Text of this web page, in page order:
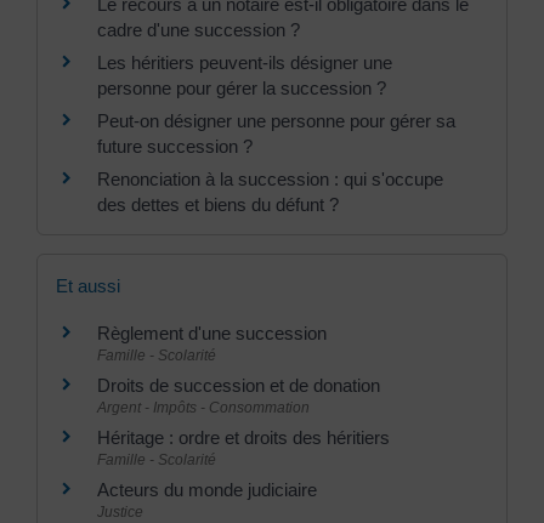
cadre d'une succession ?
Les héritiers peuvent-ils désigner une
personne pour gérer la succession ?
Peut-on désigner une personne pour gérer sa
future succession ?
Renonciation à la succession : qui s'occupe
des dettes et biens du défunt ?
Et aussi
Règlement d'une succession
Famille - Scolarité
Droits de succession et de donation
Argent - Impôts - Consommation
Héritage : ordre et droits des héritiers
Famille - Scolarité
Acteurs du monde judiciaire
Justice